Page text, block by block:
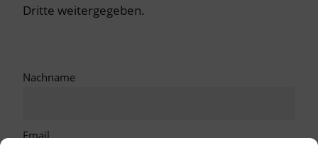
Dritte weitergegeben.
Nachname
Email